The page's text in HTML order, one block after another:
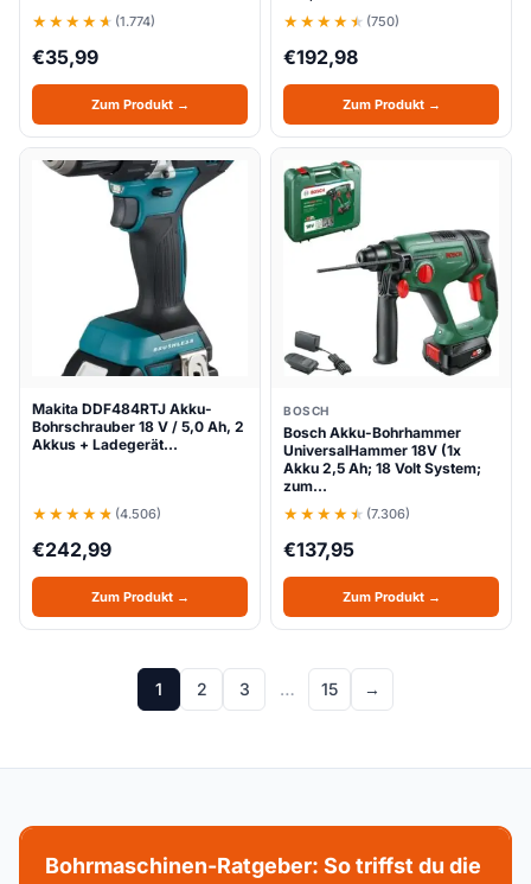
(1.774)
€35,99
Zum Produkt →
(750)
€192,98
Zum Produkt →
Makita DDF484RTJ Akku-
Bohrschrauber 18 V / 5,0 Ah, 2
Akkus + Ladegerät…
(4.506)
€242,99
Zum Produkt →
BOSCH
Bosch Akku-Bohrhammer
UniversalHammer 18V (1x
Akku 2,5 Ah; 18 Volt System;
zum…
(7.306)
€137,95
Zum Produkt →
1 2 3 … 15 →
Bohrmaschinen-Ratgeber: So triffst du die